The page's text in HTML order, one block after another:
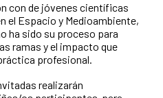
con de jóvenes científicas
el Espacio y Medioambiente,
ha sido su proceso para
ramas y el impacto que
profesional.
realizarán